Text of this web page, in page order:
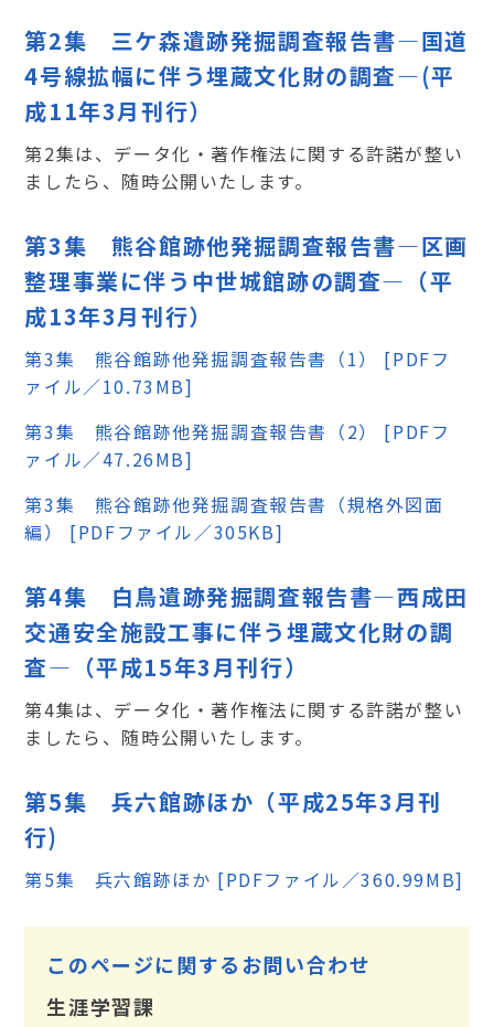
第2集 三ケ森遺跡発掘調査報告書―国道
4号線拡幅に伴う埋蔵文化財の調査―(平
成11年3月刊行）
第2集は、データ化・著作権法に関する許諾が整い
ましたら、随時公開いたします。
第3集 熊谷館跡他発掘調査報告書―区画
整理事業に伴う中世城館跡の調査―（平
成13年3月刊行）
第3集 熊谷館跡他発掘調査報告書（1） [PDFフ
ァイル／10.73MB]
第3集 熊谷館跡他発掘調査報告書（2） [PDFフ
ァイル／47.26MB]
第3集 熊谷館跡他発掘調査報告書（規格外図面
編） [PDFファイル／305KB]
第4集 白鳥遺跡発掘調査報告書―西成田
交通安全施設工事に伴う埋蔵文化財の調
査―（平成15年3月刊行）
第4集は、データ化・著作権法に関する許諾が整い
ましたら、随時公開いたします。
第5集 兵六館跡ほか（平成25年3月刊
行)
第5集 兵六館跡ほか [PDFファイル／360.99MB]
このページに関するお問い合わせ
生涯学習課